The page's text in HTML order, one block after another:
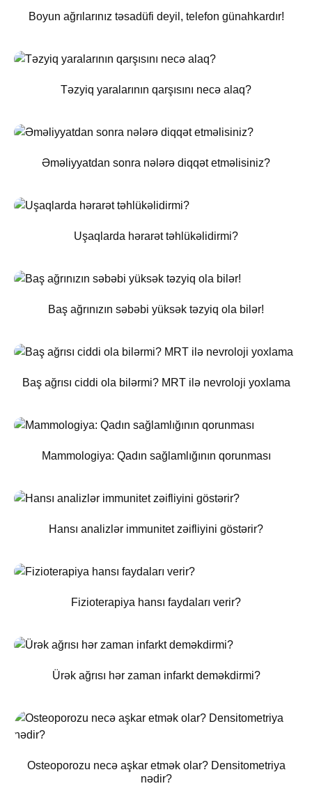
Boyun ağrılarınız təsadüfi deyil, telefon günahkardır!
Təzyiq yaralarının qarşısını necə alaq?
Əməliyyatdan sonra nələrə diqqət etməlisiniz?
Uşaqlarda hərarət təhlükəlidirmi?
Baş ağrınızın səbəbi yüksək təzyiq ola bilər!
Baş ağrısı ciddi ola bilərmi? MRT ilə nevroloji yoxlama
Mammologiya: Qadın sağlamlığının qorunması
Hansı analizlər immunitet zəifliyini göstərir?
Fizioterapiya hansı faydaları verir?
Ürək ağrısı hər zaman infarkt deməkdirmi?
Osteoporozu necə aşkar etmək olar? Densitometriya
nədir?